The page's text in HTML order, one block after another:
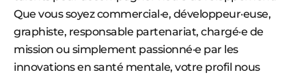
Que vous soyez commercial·e, développeur·euse,
graphiste, responsable partenariat, chargé·e de
mission ou simplement passionné·e par les
innovations en santé mentale, votre profil nous